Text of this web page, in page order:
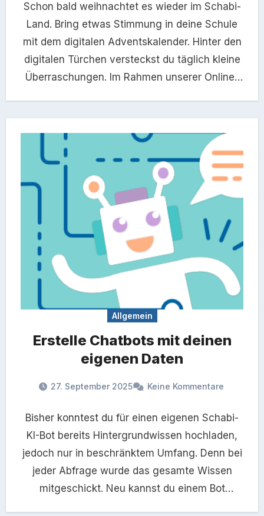
Schon bald weihnachtet es wieder im Schabi-
Land. Bring etwas Stimmung in deine Schule
mit dem digitalen Adventskalender. Hinter den
digitalen Türchen versteckst du täglich kleine
Überraschungen. Im Rahmen unserer Online-
Allgemein
Erstelle Chatbots mit deinen
eigenen Daten
27. September 2025 Keine Kommentare
Bisher konntest du für einen eigenen Schabi-
KI-Bot bereits Hintergrundwissen hochladen,
jedoch nur in beschränktem Umfang. Denn bei
jeder Abfrage wurde das gesamte Wissen
mitgeschickt. Neu kannst du einem Bot